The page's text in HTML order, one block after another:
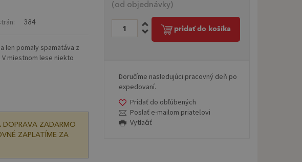
384
len pomaly spamätáva z
miestnom lese niekto
DOPRAVA ZADARMO
ZAPLATÍME ZA
(od objednávky)
pridať do košíka
Doručíme nasledujúci pracovný deň po
expedovaní.
Pridať do obľúbených
Poslať e-mailom priateľovi
Vytlačiť